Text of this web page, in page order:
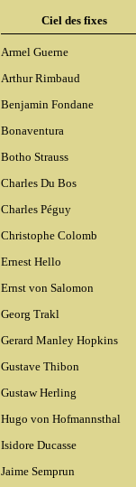
Ciel des fixes
Armel Guerne
Arthur Rimbaud
Benjamin Fondane
Bonaventura
Botho Strauss
Charles Du Bos
Charles Péguy
Christophe Colomb
Ernest Hello
Ernst von Salomon
Georg Trakl
Gerard Manley Hopkins
Gustave Thibon
Gustaw Herling
Hugo von Hofmannsthal
Isidore Ducasse
Jaime Semprun